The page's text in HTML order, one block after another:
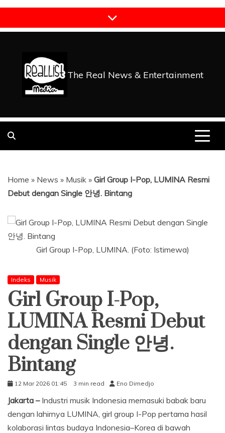
Skip
content
The Real News & Entertainment
Home » News » Musik » Girl Group I-Pop, LUMINA Resmi
Debut dengan Single 안녕. Bintang
Girl Group I-Pop, LUMINA. (Foto: Istimewa)
Indeks Musik
Girl Group I-Pop,
LUMINA Resmi Debut
dengan Single 안녕.
Bintang
12 Mar 2026 01:45 3 min read Eno Dimedjo
Jakarta –Industri musik Indonesia memasuki babak baru
dengan lahirnya LUMINA, girl group I-Pop pertama hasil
kolaborasi lintas budaya Indonesia–Korea di bawah